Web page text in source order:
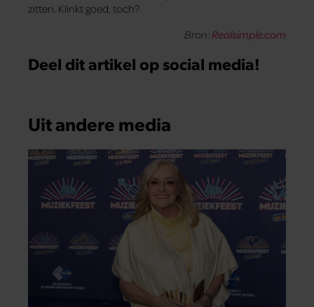
zitten. Klinkt goed, toch?
Bron: Realsimple.com
Deel dit artikel op social media!
Uit andere media